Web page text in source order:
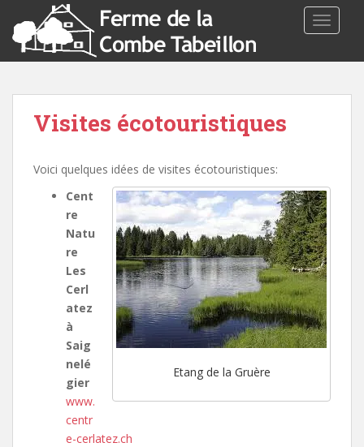
Visites écotouristiques
Voici quelques idées de visites écotouristiques:
Etang de la Gruère
Cent
re
Natu
re
Les
Cerl
atez
à
Saig
nelé
gier
www.
centr
e-cerlatez.ch